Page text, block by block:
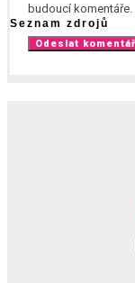
budoucí komentáře.
Seznam zdrojů